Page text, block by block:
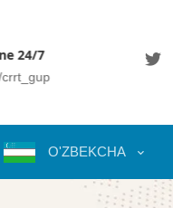
24/7
O'ZBEKCHA